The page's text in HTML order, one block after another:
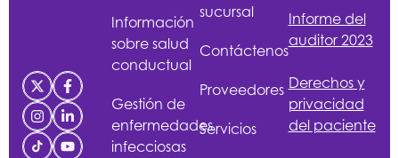
Información
sobre salud
conductual
Gestión de
enfermedades
infecciosas
sucursal
Contáctenos
Proveedores
Servicios
Informe del
auditor 2023
Derechos y
privacidad
del paciente